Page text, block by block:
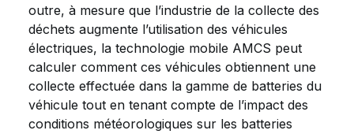
outre, à mesure que l’industrie de la collecte des
déchets augmente l’utilisation des véhicules
électriques, la technologie mobile AMCS peut
calculer comment ces véhicules obtiennent une
collecte effectuée dans la gamme de batteries du
véhicule tout en tenant compte de l’impact des
conditions météorologiques sur les batteries